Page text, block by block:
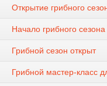
Открытие грибного
Начало грибного сезона
Грибной сезон открыт
Грибной мастер-класс